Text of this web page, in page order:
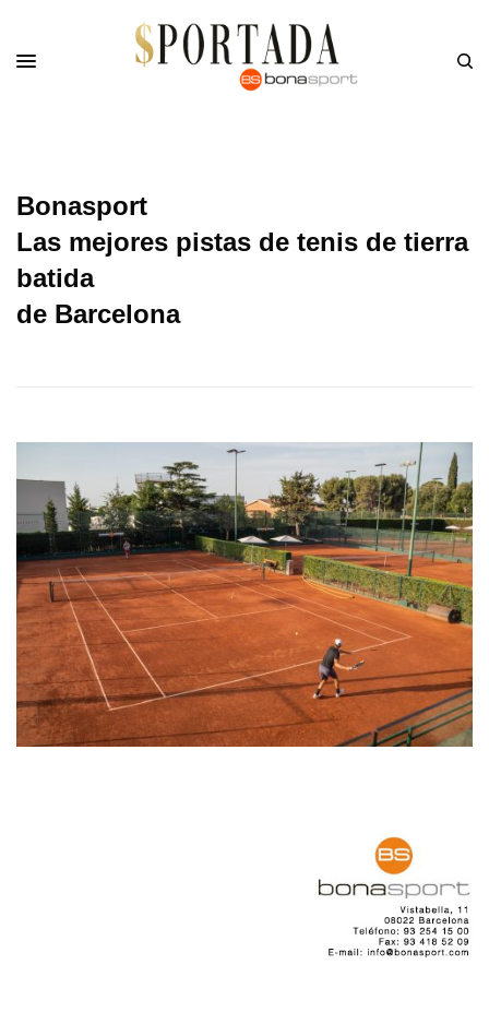
Bonasport
Las mejores pistas de tenis de tierra
batida
de Barcelona